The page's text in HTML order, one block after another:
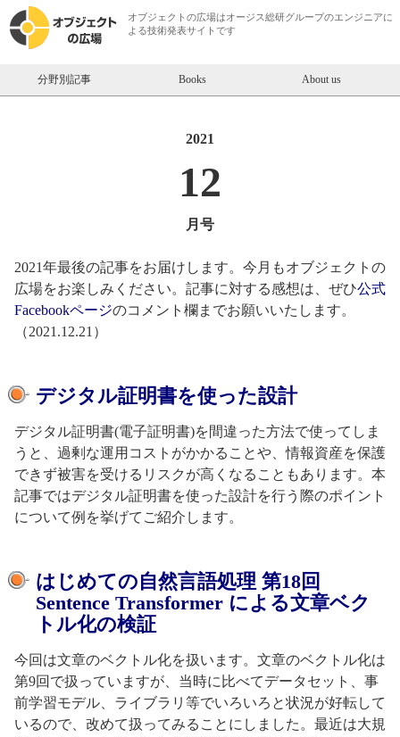
オブジェクトの広場はオージス総研グループのエンジニアに
よる技術発表サイトです
分野別記事 Books About us
2021
12
月号
2021年最後の記事をお届けします。今月もオブジェクトの
広場をお楽しみください。記事に対する感想は、ぜひ公式
Facebookページのコメント欄までお願いいたします。
（2021.12.21）
【オブジェクトの広場】2021年12
デジタル証明書を使った設計
デジタル証明書(電子証明書)を間違った方法で使ってしま
うと、過剰な運用コストがかかることや、情報資産を保護
できず被害を受けるリスクが高くなることもあります。本
記事ではデジタル証明書を使った設計を行う際のポイント
について例を挙げてご紹介します。
はじめての自然言語処理 第18回
Sentence Transformer による文章ベク
トル化の検証
今回は文章のベクトル化を扱います。文章のベクトル化は
第9回で扱っていますが、当時に比べてデータセット、事
前学習モデル、ライブラリ等でいろいろと状況が好転して
いるので、改めて扱ってみることにしました。最近は大規